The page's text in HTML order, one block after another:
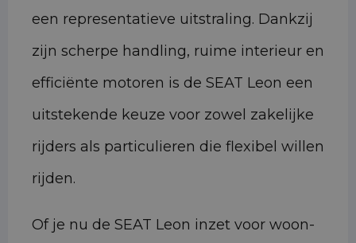
een representatieve uitstraling. Dankzij
zijn scherpe handling, ruime interieur en
efficiënte motoren is de SEAT Leon een
uitstekende keuze voor zowel zakelijke
rijders als particulieren die flexibel willen
rijden.
Of je nu de SEAT Leon inzet voor woon-